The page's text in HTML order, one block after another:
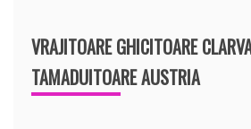
VRAJITOARE GHICITOARE
TAMADUITOARE AUSTRIA